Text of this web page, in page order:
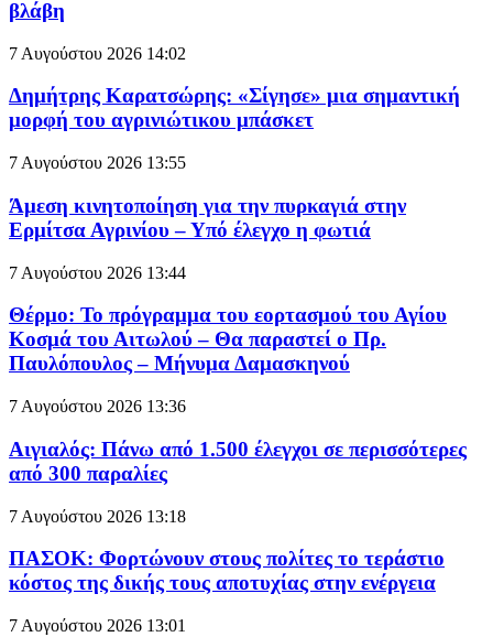
βλάβη
7 Αυγούστου 2026 14:02
Δημήτρης Καρατσώρης: «Σίγησε» μια σημαντική
μορφή του αγρινιώτικου μπάσκετ
7 Αυγούστου 2026 13:55
Άμεση κινητοποίηση για την πυρκαγιά στην
Ερμίτσα Αγρινίου – Υπό έλεγχο η φωτιά
7 Αυγούστου 2026 13:44
Θέρμο: Το πρόγραμμα του εορτασμού του Αγίου
Κοσμά του Αιτωλού – Θα παραστεί ο Πρ.
Παυλόπουλος – Mήνυμα Δαμασκηνού
7 Αυγούστου 2026 13:36
Αιγιαλός: Πάνω από 1.500 έλεγχοι σε περισσότερες
από 300 παραλίες
7 Αυγούστου 2026 13:18
ΠΑΣΟΚ: Φορτώνουν στους πολίτες το τεράστιο
κόστος της δικής τους αποτυχίας στην ενέργεια
7 Αυγούστου 2026 13:01